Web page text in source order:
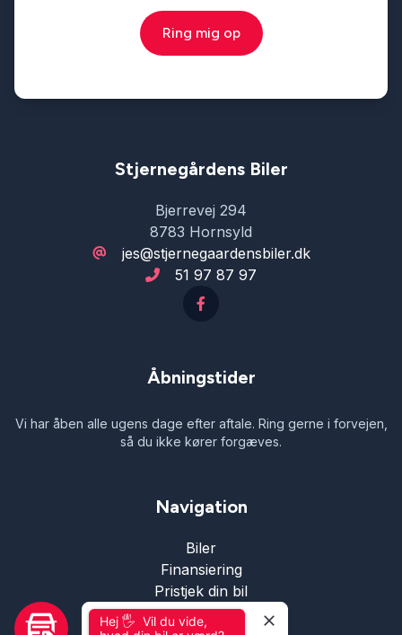
Ring mig op
Stjernegårdens Biler
Bjerrevej 294
8783 Hornsyld
jes@stjernegaardensbiler.dk
51 97 87 97
Åbningstider
Vi har åben alle ugens dage efter aftale. Ring gerne i forvejen,
så du ikke kører forgæves.
Navigation
Biler
Finansiering
Pristjek din bil
Om os
Hej 🖐 Vil du vide,